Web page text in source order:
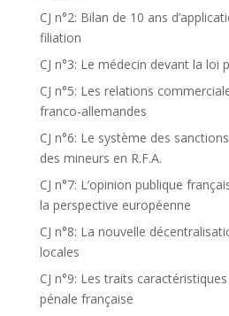
CJ n°2: Bilan de 10 ans
filiation
CJ n°3: Le médecin devant la loi
CJ n°5: Les relations
franco-allemandes
CJ n°6: Le système des
des mineurs en R.F.A.
CJ n°7: L’opinion publique
la perspective européenne
CJ n°8: La nouvelle
locales
CJ n°9: Les traits
pénale française